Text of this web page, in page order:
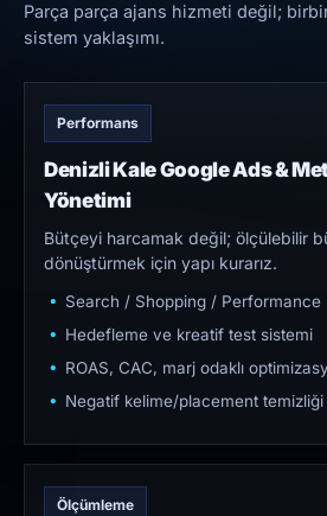
Parça parça ajans hizmeti değil;
sistem yaklaşımı.
Performans
Denizli Kale Google Ads &
Yönetimi
Bütçeyi harcamak değil; ölçülebilir
dönüştürmek için yapı kurarız.
Search / Shopping / Performance
Hedefleme ve kreatif test sistemi
ROAS, CAC, marj odaklı
Negatif kelime/placement temizliği
Ölçümleme